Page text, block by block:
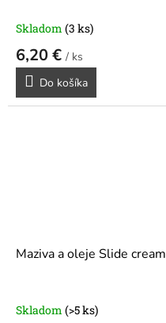
Skladom (3 ks)
6,20 € / ks
Do košíka
Maziva a oleje Slide cream
Skladom (>5 ks)